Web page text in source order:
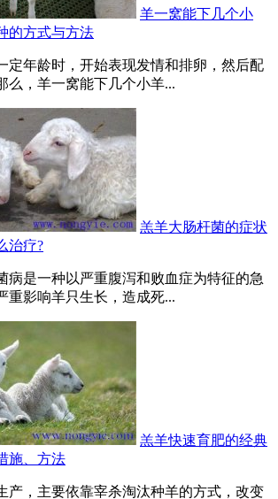
羊一窝能下几个小
的方式与方法
定年龄时，开始表现发情和排卵，然后配
么，羊一窝能下几个小羊...
羔羊大肠杆菌的症状
治疗?
病是一种以严重腹泻和败血症为特征的急
重影响羊只生长，造成死...
羔羊快速育肥的经典
施、方法
产，主要依靠宰杀淘汰种羊的方式，改变